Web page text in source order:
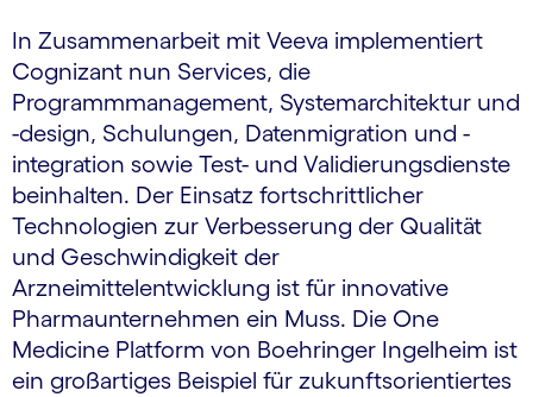
In Zusammenarbeit mit Veeva implementiert
Cognizant nun Services, die
Programmmanagement, Systemarchitektur und
-design, Schulungen, Datenmigration und -
integration sowie Test- und Validierungsdienste
beinhalten. Der Einsatz fortschrittlicher
Technologien zur Verbesserung der Qualität
und Geschwindigkeit der
Arzneimittelentwicklung ist für innovative
Pharmaunternehmen ein Muss. Die One
Medicine Platform von Boehringer Ingelheim ist
ein großartiges Beispiel für zukunftsorientiertes